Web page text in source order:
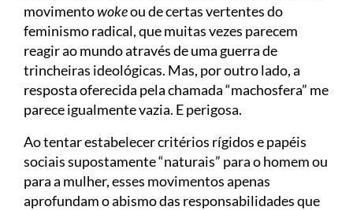
movimentowokeou de certas vertentes do
feminismo radical, que muitas vezes parecem
reagir ao mundo através de uma guerra de
trincheiras ideológicas. Mas, por outro lado, a
resposta oferecida pela chamada “machosfera” me
parece igualmente vazia. E perigosa.
Ao tentar estabelecer critérios rígidos e papéis
sociais supostamente “naturais” para o homem ou
para a mulher, esses movimentos apenas
aprofundam o abismo das responsabilidades que